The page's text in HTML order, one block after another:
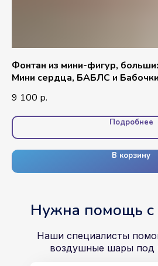
Фонтан из мини-фигур,
Мини сердца, БАБЛС и
9 100 р.
Подробнее
В корзину
Наши специалисты
воздушные шары под
Нужна помощь с